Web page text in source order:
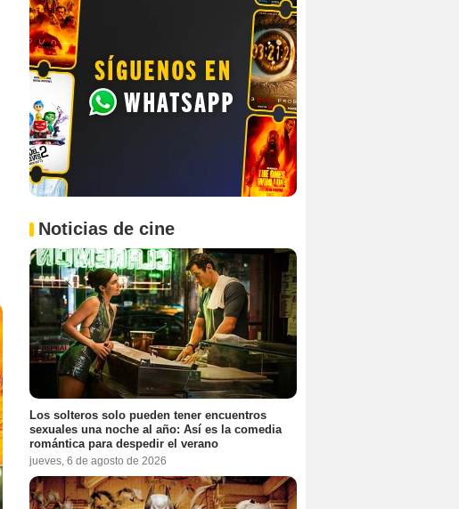
Noticias de cine
Los solteros solo pueden tener encuentros
sexuales una noche al año: Así es la comedia
romántica para despedir el verano
jueves, 6 de agosto de 2026